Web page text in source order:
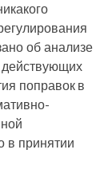
об анализе
действующих
поправок в
в принятии